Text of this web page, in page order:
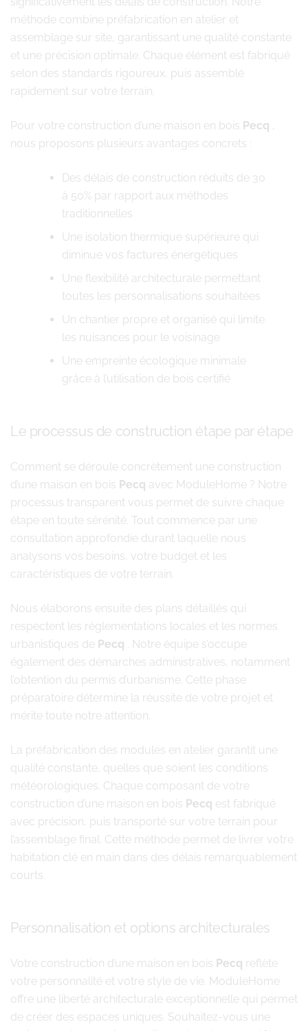
méthode combine préfabrication en atelier et
assemblage sur site, garantissant une qualité constante
et une précision optimale. Chaque élément est fabriqué
selon des standards rigoureux, puis assemblé
rapidement sur votre terrain.
Pour votre construction d’une maison en bois Pecq
nous proposons plusieurs avantages concrets :
Des délais de construction réduits de 30
à 50% par rapport aux méthodes
traditionnelles
Une isolation thermique supérieure qui
diminue vos factures énergétiques
Une flexibilité architecturale permettant
toutes les personnalisations souhaitées
Un chantier propre et organisé qui limite
les nuisances pour le voisinage
Une empreinte écologique minimale
grâce à l’utilisation de bois certifié
Le processus de construction étape par étape
Comment se déroule concrètement une construction
d’une maison en bois Pecq avec ModuleHome ? Notre
processus transparent vous permet de suivre chaque
étape en toute sérénité. Tout commence par une
consultation approfondie durant laquelle nous
analysons vos besoins, votre budget et les
caractéristiques de votre terrain.
Nous élaborons ensuite des plans détaillés qui
respectent les réglementations locales et les normes
urbanistiques de Pecq . Notre équipe s’occupe
également des démarches administratives, notamment
l’obtention du permis d’urbanisme. Cette phase
préparatoire détermine la réussite de votre projet et
mérite toute notre attention.
La préfabrication des modules en atelier garantit une
qualité constante, quelles que soient les conditions
météorologiques. Chaque composant de votre
construction d’une maison en bois Pecq est fabriqué
avec précision, puis transporté sur votre terrain pour
l’assemblage final. Cette méthode permet de livrer votre
habitation clé en main dans des délais remarquablement
courts.
Personnalisation et options architecturales
Votre construction d’une maison en bois Pecq reflète
votre personnalité et votre style de vie. ModuleHome
offre une liberté architecturale exceptionnelle qui permet
de créer des espaces uniques. Souhaitez-vous une